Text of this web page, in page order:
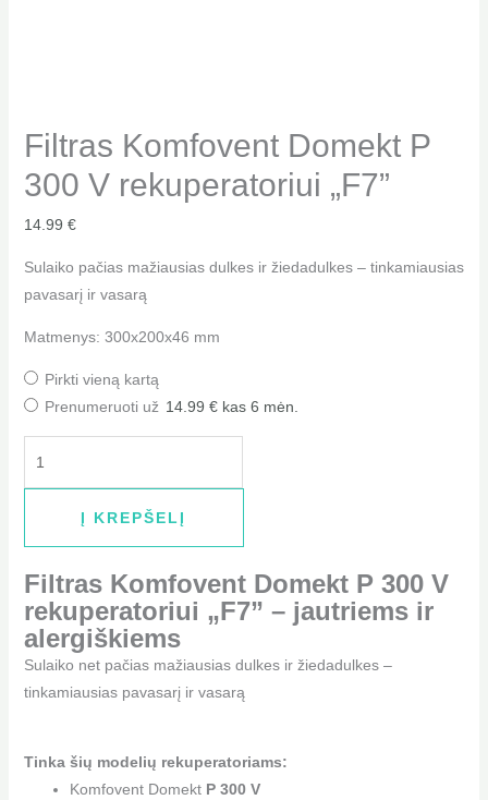
Filtras Komfovent Domekt P
300 V rekuperatoriui „F7”
14.99 €
Sulaiko pačias mažiausias dulkes ir žiedadulkes – tinkamiausias
pavasarį ir vasarą
Matmenys: 300x200x46 mm
Pirkti vieną kartą
Prenumeruoti už 14.99€ kas 6 mėn.
Į KREPŠELĮ
Filtras Komfovent Domekt P 300 V
rekuperatoriui „F7” – jautriems ir
alergiškiems
Sulaiko net pačias mažiausias dulkes ir žiedadulkes –
tinkamiausias pavasarį ir vasarą
Tinka šių modelių rekuperatoriams:
Komfovent Domekt P 300 V